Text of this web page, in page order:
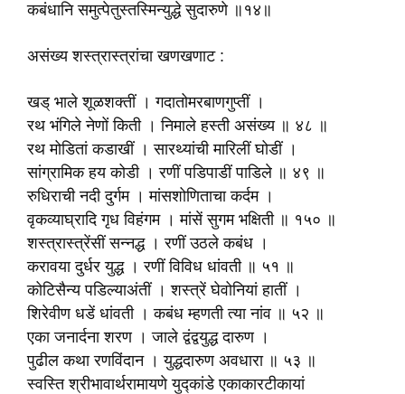
कबंधानि समुत्पेतुस्तस्मिन्युद्धे सुदारुणे ॥१४॥
असंख्य शस्त्रास्त्रांचा खणखणाट :
खड् भाले शूळशक्तीं । गदातोमरबाणगुप्तीं ।
रथ भंगिले नेणों किती । निमाले हस्ती असंख्य ॥ ४८ ॥
रथ मोडितां कडाखीं । सारथ्यांची मारिलीं घोडीं ।
सांग्रामिक हय कोडी । रणीं पडिपाडीं पाडिले ॥ ४९ ॥
रुधिराची नदी दुर्गम । मांसशोणिताचा कर्दम ।
वृकव्याघ्रादि गृध विहंगम । मांसें सुगम भक्षिती ॥ १५० ॥
शस्त्रास्त्रेंसीं सन्नद्ध । रणीं उठले कबंध ।
करावया दुर्धर युद्ध । रणीं विविध धांवती ॥ ५१ ॥
कोटिसैन्य पडिल्याअंतीं । शस्त्रें घेवोनियां हातीं ।
शिरेवीण धडें धांवती । कबंध म्हणती त्या नांव ॥ ५२ ॥
एका जनार्दना शरण । जाले द्वंद्वयुद्ध दारुण ।
पुढील कथा रणविंदान । युद्धदारुण अवधारा ॥ ५३ ॥
स्वस्ति श्रीभावार्थरामायणे युद्‍कांडे एकाकारटीकायां